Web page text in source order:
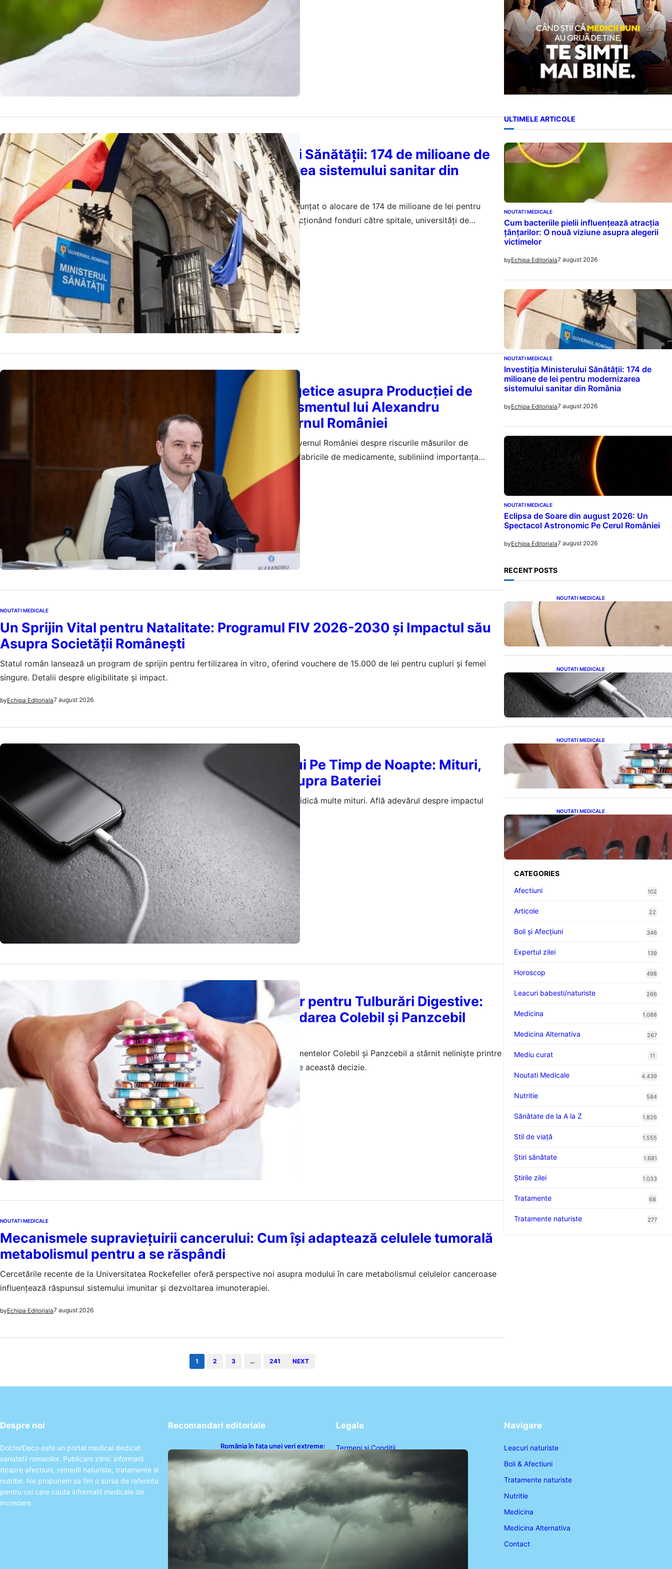
NOUTATI MEDICALE
Investiția Ministerului Sănătății: 174 de milioane de
lei pentru modernizarea sistemului sanitar din
România
Ministerul Sănătății din România a anunțat o alocare de 174 de milioane de lei pentru
modernizarea sistemului sanitar, direcționând fonduri către spitale, universități de
medicină și servicii de ambulanță.
Echipa Editoriala 7 august 2026
Impactul Tăierii Energetice asupra Producției de
Medicamente: Avertismentul lui Alexandru
Rogobete către Guvernul României
Alexandru Rogobete avertizează Guvernul României despre riscurile măsurilor de
reducere a energiei electrice pentru fabricile de medicamente, subliniind importanța
acestora pentru sănătatea publică.
byEchipa Editoriala 7 august 2026
NOUTATI MEDICALE
Un Sprijin Vital pentru Natalitate: Programul FIV 2026-2030 și Impactul său
Asupra Societății Românești
Statul român lansează un program de sprijin pentru fertilizarea in vitro, oferind vouchere de 15.000 de lei pentru cupluri și femei
singure. Detalii despre eligibilitate și impact.
byEchipa Editoriala7 august 2026
Încărcarea Telefonului Pe Timp de Noapte: Mituri,
Realități și Impact Asupra Bateriei
Încărcarea telefonului peste noapte ridică multe mituri. Află adevărul despre impactul
asupra bateriei și cum să o protejezi.
byEchipa Editoriala
NOUTATI MEDICALE
Criza Medicamentelor pentru Tulburări Digestive:
Ce Înseamnă Suspendarea Colebil și Panzcebil
pentru Pacienți
Suspendarea comercializării medicamentelor Colebil și Panzcebil a stârnit neliniște printre
pacienții români. Află ce implicații are această decizie.
byEchipa Editoriala 7 august 2026
NOUTATI MEDICALE
Mecanismele supraviețuirii cancerului: Cum își adaptează celulele tumorală
metabolismul pentru a se răspândi
Cercetările recente de la Universitatea Rockefeller oferă perspective noi asupra modului în care metabolismul celulelor canceroase
influențează răspunsul sistemului imunitar și dezvoltarea imunoterapiei.
byEchipa Editoriala7 august 2026
1 2 3 … 241 NEXT
ULTIMELE ARTICOLE
NOUTATI MEDICALE
Cum bacteriile pielii influențează atracția
țânțarilor: O nouă viziune asupra alegerii
victimelor
byEchipa Editoriala7 august 2026
NOUTATI MEDICALE
Investiția Ministerului Sănătății: 174 de
milioane de lei pentru modernizarea
sistemului sanitar din România
byEchipa Editoriala7 august 2026
NOUTATI MEDICALE
Eclipsa de Soare din august 2026: Un
Spectacol Astronomic Pe Cerul României
byEchipa Editoriala7 august 2026
RECENT POSTS
NOUTATI MEDICALE
10 Semne Ascunse ale
Cancerului de Piele: Ce Trebuie
să Știm pentru a Ne Proteja
NOUTATI MEDICALE
Încărcarea Telefonului Pe Timp
de Noapte: Mituri, Realități și
Impact Asupra Bateriei
NOUTATI MEDICALE
Criza Medicamentelor pentru
Tulburări Digestive: Ce
Înseamnă Suspendarea Colebil
și Panzcebil pentru Pacienți
NOUTATI MEDICALE
Reforma Educațională din
Liceu: O Schimbare
Fundamentală pentru
Generațiile Viitoare
CATEGORIES
Afectiuni
102
Articole 22
Boli și Afecțiuni 346
Expertul zilei 139
Horoscop 498
Leacuri babesti/naturiste 266
Medicina 1.088
Medicina Alternativa 267
Mediu curat 11
Noutati Medicale 4.439
Nutritie 584
Sănătate de la A la Z 1.826
Stil de viaţă 1.555
Ştiri sănătate 1.681
Știrile zilei 1.033
Tratamente 68
Tratamente naturiste 277
Despre noi
DoctorDeco este un portal medical dedicat
sanatatii romanilor. Publicam zilnic informatii
despre afectiuni, remedii naturiste, tratamente si
nutritie. Ne propunem sa fim o sursa de referinta
pentru cei care cauta informatii medicale de
incredere.
Recomandari editoriale
România în fața unei veri extreme:
devastatoare în august
Legale
Termeni și Condiții
Politica de Confidențialitate
Politica de Cookies
Disclaimer
Contact
Navigare
Leacuri naturiste
Boli & Afectiuni
Tratamente naturiste
Nutritie
Medicina
Medicina Alternativa
Contact